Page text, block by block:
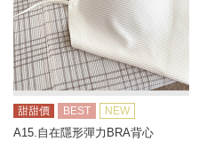
甜甜價 BEST NEW
A15.自在隱形彈力BRA背心